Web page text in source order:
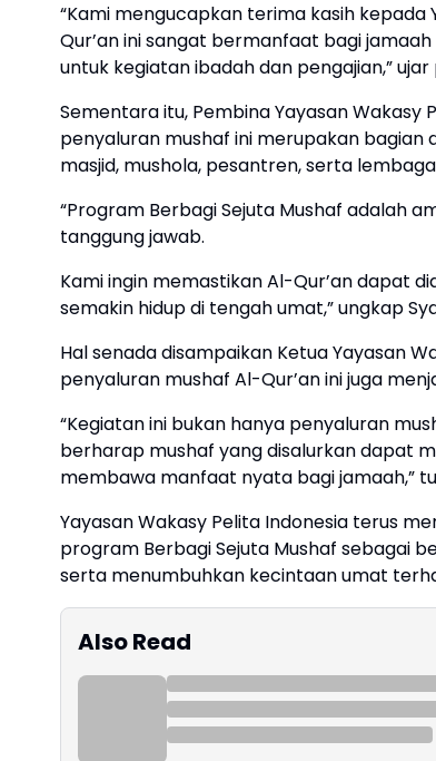
“Kami mengucapkan terima kasih kepada
Qur’an ini sangat bermanfaat bagi
untuk kegiatan ibadah dan pengajian,”
Sementara itu, Pembina Yayasan Wakasy
penyaluran mushaf ini merupakan bagian
masjid, mushola, pesantren, serta
“Program Berbagi Sejuta Mushaf adalah
tanggung jawab.
Kami ingin memastikan Al-Qur’an dapat
semakin hidup di tengah umat,” ungkap
Hal senada disampaikan Ketua Yayasan
penyaluran mushaf Al-Qur’an ini juga
“Kegiatan ini bukan hanya penyaluran
berharap mushaf yang disalurkan dapat
membawa manfaat nyata bagi jamaah,”
Yayasan Wakasy Pelita Indonesia terus
program Berbagi Sejuta Mushaf sebagai
serta menumbuhkan kecintaan umat
Also Read